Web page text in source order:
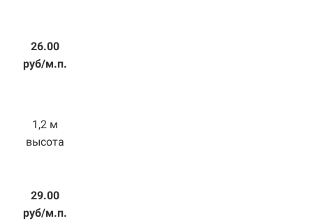
26.00
руб/м.п.
1,2 м
высота
29.00
руб/м.п.